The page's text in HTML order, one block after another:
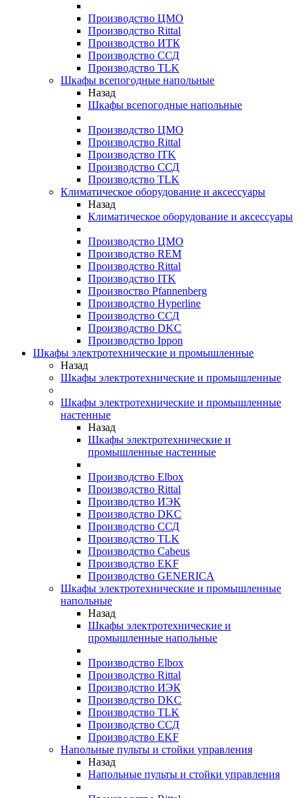
Производство ЦМО
Производство Rittal
Производство ИТК
Производство ССД
Производство TLK
Шкафы всепогодные напольные
Назад
Шкафы всепогодные напольные
Производство ЦМО
Производство Rittal
Производство ITK
Производство ССД
Производство TLK
Климатическое оборудование и аксессуары
Назад
Климатическое оборудование и аксессуары
Производство ЦМО
Производство REM
Производство Rittal
Производство ITK
Произвоство Pfannenberg
Производство Hyperline
Производство ССД
Производство DKC
Производство Ippon
Шкафы электротехнические и промышленные
Назад
Шкафы электротехнические и промышленные
Шкафы электротехнические и промышленные
настенные
Назад
Шкафы электротехнические и
промышленные настенные
Производство Elbox
Производство Rittal
Производство ИЭК
Производство DKC
Производство ССД
Производство TLK
Производство Cabeus
Производство EKF
Производство GENERICA
Шкафы электротехнические и промышленные
напольные
Назад
Шкафы электротехнические и
промышленные напольные
Производство Elbox
Производство Rittal
Производство ИЭК
Производство DKC
Производство TLK
Производство ССД
Производство EKF
Напольные пульты и стойки управления
Назад
Напольные пульты и стойки управления